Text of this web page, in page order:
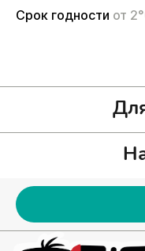
Срок годности от